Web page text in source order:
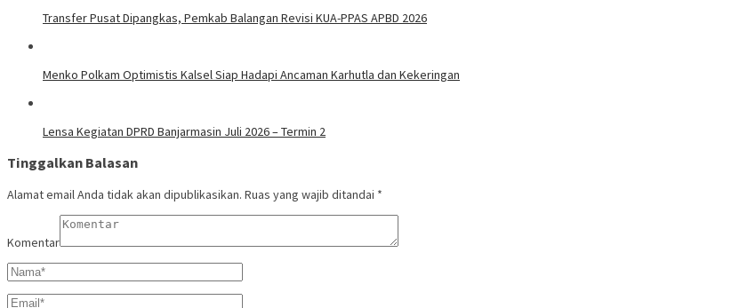
Transfer Pusat Dipangkas, Pemkab Balangan Revisi KUA-PPAS APBD 2026
Menko Polkam Optimistis Kalsel Siap Hadapi Ancaman Karhutla dan Kekeringan
Lensa Kegiatan DPRD Banjarmasin Juli 2026 – Termin 2
Tinggalkan Balasan
Alamat email Anda tidak akan dipublikasikan. Ruas yang wajib ditandai *
Komentar